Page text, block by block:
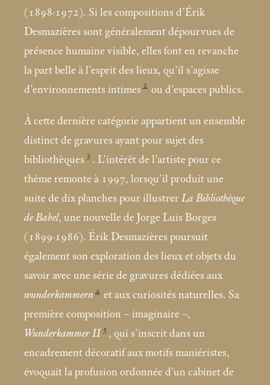
(1898-1972). Si les compositions d’Érik
Desmazières sont généralement dépourvues de
présence humaine visible, elles font en revanche
la part belle à l’esprit des lieux, qu’il s’agisse
d’environnements intimes 2 ou d’espaces publics.
À cette dernière catégorie appartient un ensemble
distinct de gravures ayant pour sujet des
bibliothèques 3 . L’intérêt de l’artiste pour ce
thème remonte à 1997, lorsqu’il produit une
suite de dix planches pour illustrer La Bibliothèque
de Babel, une nouvelle de Jorge Luis Borges
(1899-1986). Érik Desmazières poursuit
également son exploration des lieux et objets du
savoir avec une série de gravures dédiées aux
wunderkammern 4 et aux curiosités naturelles. Sa
première composition – imaginaire –,
Wunderkammer II 5 , qui s’inscrit dans un
encadrement décoratif aux motifs maniéristes,
évoquait la profusion ordonnée d’un cabinet de